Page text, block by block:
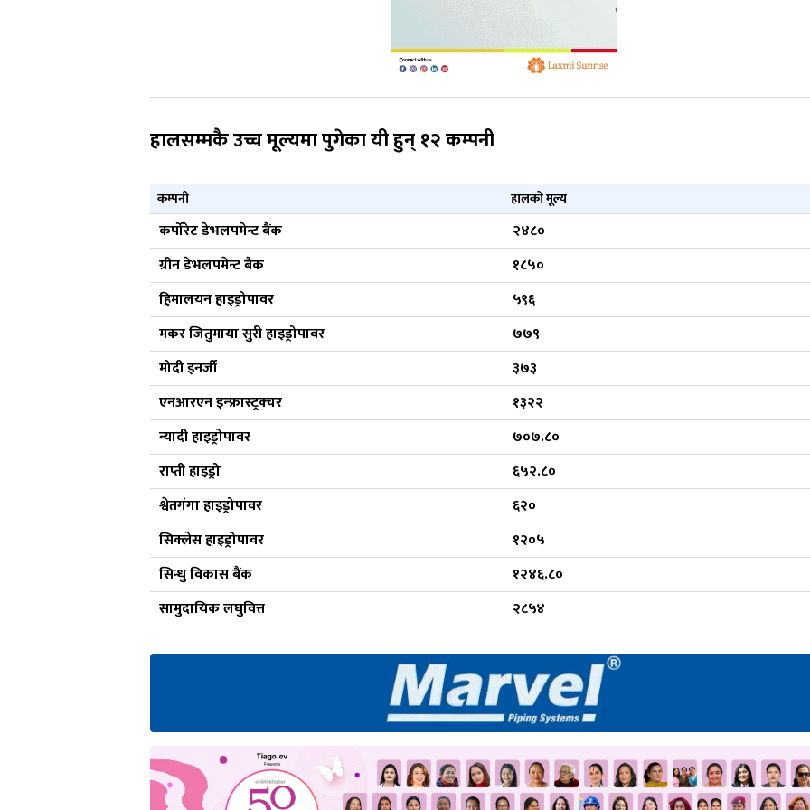
हालसम्मकै उच्च मूल्यमा पुगेका यी हुन् १२ कम्पनी
कम्पनी हालको मूल्य
कर्पोरेट डेभलपमेन्ट बैंक
२४८०
ग्रीन डेभलपमेन्ट बैंक
१८५०
हिमालयन हाइड्रोपावर
५९६
मकर जितुमाया सुरी हाइड्रोपावर
७७९
मोदी इनर्जी
३७३
एनआरएन इन्फ्रास्ट्रक्चर
१३२२
न्यादी हाइड्रोपावर
७०७.८०
राप्ती हाइड्रो
६५२.८०
श्वेतगंगा हाइड्रोपावर
६२०
सिक्लेस हाइड्रोपावर
१२०५
सिन्धु विकास बैंक
१२४६.८०
सामुदायिक लघुवित्त
२८५४